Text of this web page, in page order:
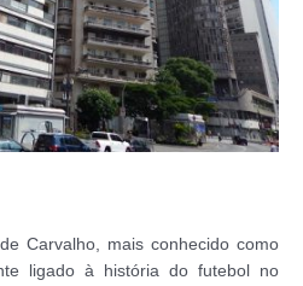
Carvalho, mais conhecido como
ligado à história do futebol no